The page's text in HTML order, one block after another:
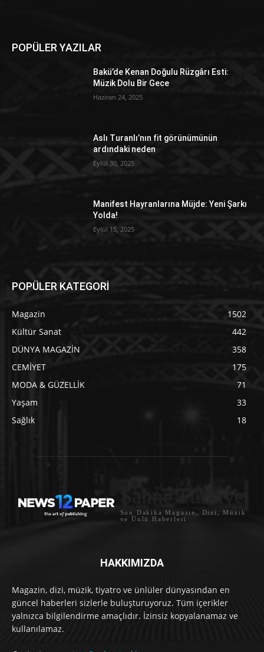
POPÜLER YAZILAR
Bakü’de Kenan Doğulu Rüzgârı Esti:
Müzik Dolu Bir Gece
Haziran 24, 2025
Aslı Turanlı’nın fit görünümünün
ardındaki neden
Eylül 30, 2025
Manifest Hayranlarına Müjde: Yeni Şarkı
Yolda!
Eylül 15, 2025
POPÜLER KATEGORİ
Magazin
1502
Kültür Sanat
442
DÜNYA MAGAZİN
358
CEMİYET
175
MODA & GÜZELLİK
71
Yaşam
33
Sağlık
18
Sahne Türkiye
Son Dakika Magazin, Dizi, Müzik
ve Ünlü Haberleri
HAKKIMIZDA
Magazin, dizi, müzik, tiyatro ve ünlüler dünyasından en
güncel haberleri sizlerle buluşturuyoruz. Tüm içerikler
yalnızca bilgilendirme amaçlıdır. İzinsiz kopyalanamaz ve
kullanılamaz.